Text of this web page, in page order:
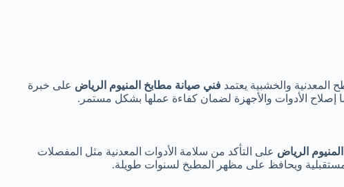
المعدنية والخشبية يعتمد فني صيانة مطابخ المنيوم الرياض على خبرة
إصلاح الأدوات والأجهزة لضمان كفاءة عملها بشكل مستمر.
الرياض على التأكد من سلامة الأدوات المعدنية مثل المفصلات
المستقبلية ويحافظ على مظهر المطبخ لسنوات طويلة.